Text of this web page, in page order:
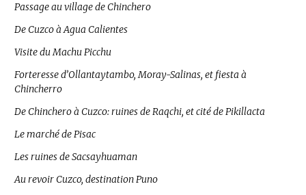
Passage au village de Chinchero
De Cuzco à Agua Calientes
Visite du Machu Picchu
Forteresse d’Ollantaytambo, Moray-Salinas, et fiesta à
Chincherro
De Chinchero à Cuzco: ruines de Raqchi, et cité de Pikillacta
Le marché de Pisac
Les ruines de Sacsayhuaman
Au revoir Cuzco, destination Puno